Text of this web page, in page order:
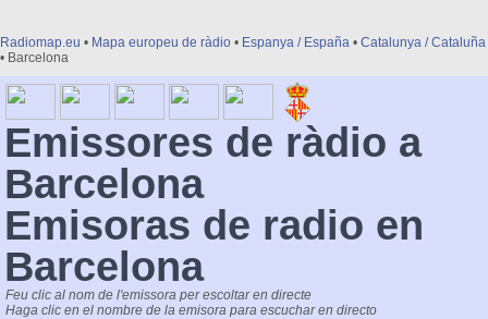
Radiomap.eu • Mapa europeu de ràdio • Espanya / España • Catalunya / Cataluña
• Barcelona
Emissores de ràdio a
Barcelona
Emisoras de radio en
Barcelona
Feu clic al nom de l'emissora per escoltar en directe
Haga clic en el nombre de la emisora para escuchar en directo